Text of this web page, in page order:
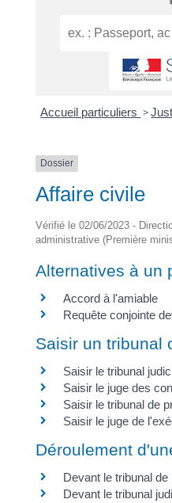
Accueil particuliers >
Dossier
Affaire civile
Vérifié le 02/06/2023 -
administrative (Première
Alternatives à un
Accord à l'amiable
Requête conjointe
Saisir un tribunal
Saisir le tribunal
Saisir le juge des
Saisir le tribunal de
Saisir le juge de
Déroulement
Devant le tribunal de
Devant le tribunal